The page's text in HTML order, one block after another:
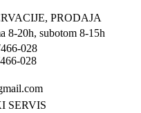
PRODAJA
8-20h, subotom 8-15h
028
028
SERVIS